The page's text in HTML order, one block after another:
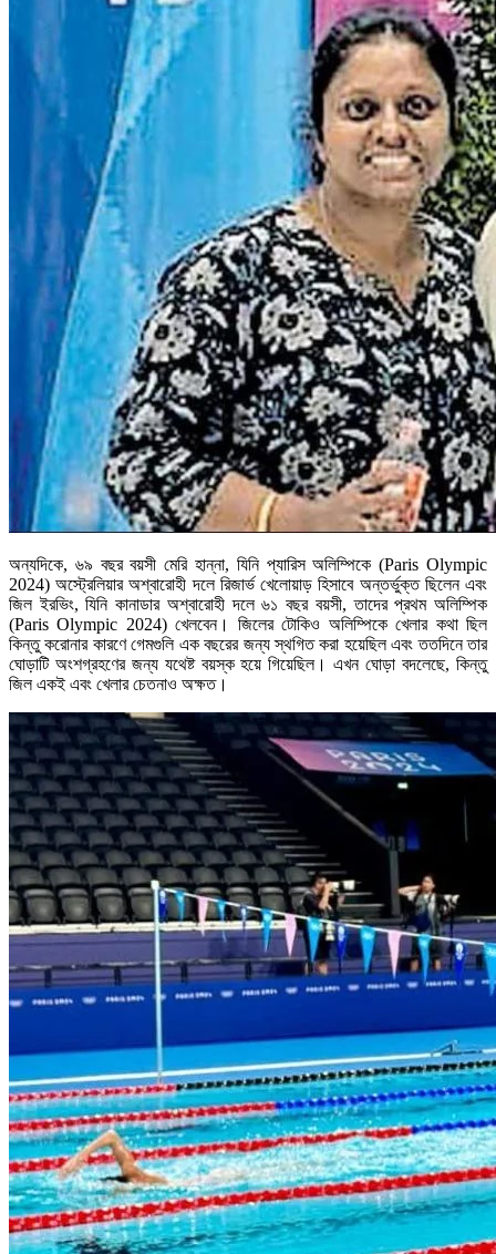
অন্যদিকে, ৬৯ বছর বয়সী মেরি হান্না, যিনি প্যারিস অলিম্পিকে (Paris Olympic
2024) অস্ট্রেলিয়ার অশ্বারোহী দলে রিজার্ভ খেলোয়াড় হিসাবে অন্তর্ভুক্ত ছিলেন এবং
জিল ইরভিং, যিনি কানাডার অশ্বারোহী দলে ৬১ বছর বয়সী, তাদের প্রথম অলিম্পিক
(Paris Olympic 2024) খেলবেন। জিলের টোকিও অলিম্পিকে খেলার কথা ছিল
কিন্তু করোনার কারণে গেমগুলি এক বছরের জন্য স্থগিত করা হয়েছিল এবং ততদিনে তার
ঘোড়াটি অংশগ্রহণের জন্য যথেষ্ট বয়স্ক হয়ে গিয়েছিল। এখন ঘোড়া বদলেছে, কিন্তু
জিল একই এবং খেলার চেতনাও অক্ষত।